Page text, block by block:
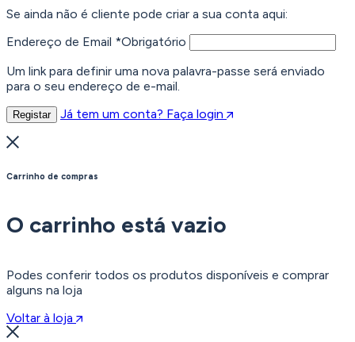
Se ainda não é cliente pode criar a sua conta aqui:
Endereço de Email *Obrigatório
Um link para definir uma nova palavra-passe será enviado
para o seu endereço de e-mail.
Registar Já tem um conta? Faça login
Carrinho de compras
O carrinho está vazio
Podes conferir todos os produtos disponíveis e comprar
alguns na loja
Voltar à loja